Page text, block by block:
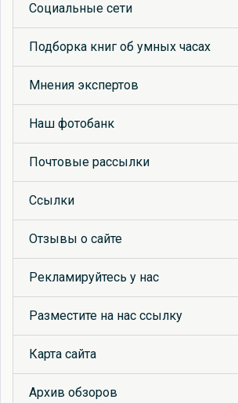
Социальные сети
Подборка книг об умных часах
Мнения экспертов
Наш фотобанк
Почтовые рассылки
Ссылки
Отзывы о сайте
Рекламируйтесь у нас
Разместите на нас ссылку
Карта сайта
Архив обзоров